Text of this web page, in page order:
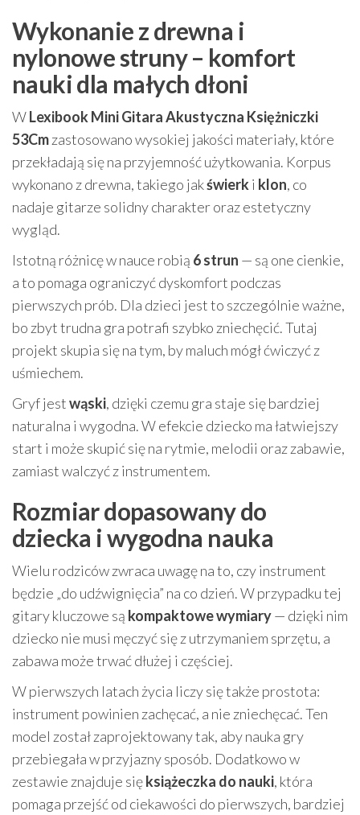
Wykonanie z drewna i
nylonowe struny – komfort
nauki dla małych dłoni
WLexibook Mini Gitara Akustyczna Księżniczki
53Cmzastosowano wysokiej jakości materiały, które
przekładają się na przyjemność użytkowania. Korpus
wykonano z drewna, takiego jakświerki klon, co
nadaje gitarze solidny charakter oraz estetyczny
wygląd.
Istotną różnicę w nauce robią 6 strun — są one cienkie,
a to pomaga ograniczyć dyskomfort podczas
pierwszych prób. Dla dzieci jest to szczególnie ważne,
bo zbyt trudna gra potrafi szybko zniechęcić. Tutaj
projekt skupia się na tym, by maluch mógł ćwiczyć z
uśmiechem.
Gryf jestwąski, dzięki czemu gra staje się bardziej
naturalna i wygodna. W efekcie dziecko ma łatwiejszy
start i może skupić się na rytmie, melodii oraz zabawie,
zamiast walczyć z instrumentem.
Rozmiar dopasowany do
dziecka i wygodna nauka
Wielu rodziców zwraca uwagę na to, czy instrument
będzie „do udźwignięcia” na co dzień. W przypadku tej
gitary kluczowe są kompaktowe wymiary— dzięki nim
dziecko nie musi męczyć się z utrzymaniem sprzętu, a
zabawa może trwać dłużej i częściej.
W pierwszych latach życia liczy się także prostota:
instrument powinien zachęcać, a nie zniechęcać. Ten
model został zaprojektowany tak, aby nauka gry
przebiegała w przyjazny sposób. Dodatkowo w
zestawie znajduje sięksiążeczka do nauki, która
pomaga przejść od ciekawości do pierwszych, bardziej